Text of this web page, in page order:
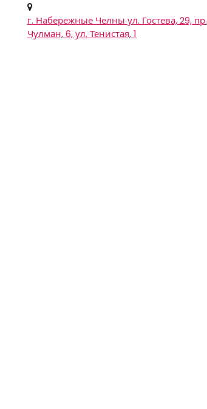
г. Набережные Челны ул. Гостева, 29, пр.
Чулман, 6, ул. Тенистая, 1